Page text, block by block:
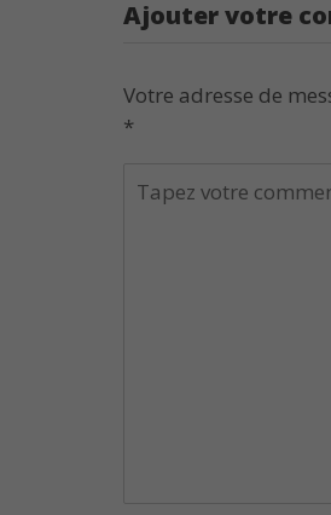
Ajouter votre
Votre adresse de
*